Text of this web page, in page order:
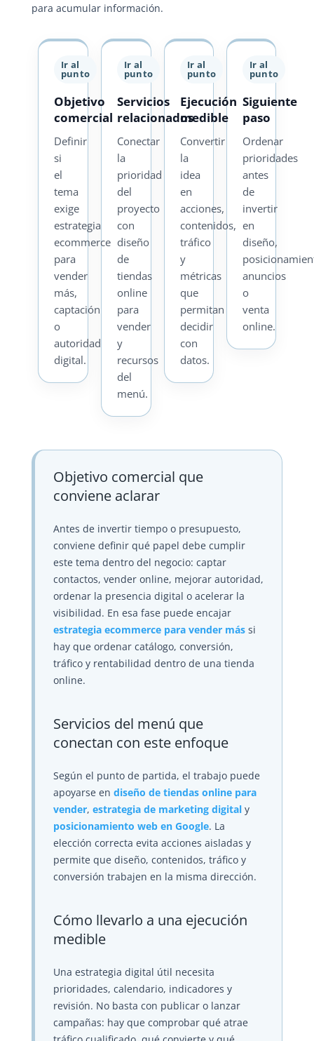
para acumular información.
Ir al
punto
Objetivo
comercial
Definir
si
el
tema
exige
estrategia
ecommerce
para
vender
más,
captación
o
autoridad
digital.
Ir al
punto
Servicios
relacionados
Conectar
la
prioridad
del
proyecto
con
diseño
de
tiendas
online
para
vender
y
recursos
del
menú.
Ir al
punto
Ejecución
medible
Convertir
la
idea
en
acciones,
contenidos,
tráfico
y
métricas
que
permitan
decidir
con
datos.
Ir al
punto
Siguiente
paso
Ordenar
prioridades
antes
de
invertir
en
diseño,
anuncios
o
venta
online.
Objetivo comercial que
conviene aclarar
Antes de invertir tiempo o presupuesto,
conviene definir qué papel debe cumplir
este tema dentro del negocio: captar
contactos, vender online, mejorar autoridad,
ordenar la presencia digital o acelerar la
visibilidad. En esa fase puede encajar
estrategia ecommerce para vender mássi
hay que ordenar catálogo, conversión,
tráfico y rentabilidad dentro de una tienda
online.
Servicios del menú que
conectan con este enfoque
Según el punto de partida, el trabajo puede
apoyarse en diseño de tiendas online para
vender, estrategia de marketing digitaly
posicionamiento web en Google. La
elección correcta evita acciones aisladas y
permite que diseño, contenidos, tráfico y
conversión trabajen en la misma dirección.
Cómo llevarlo a una ejecución
medible
Una estrategia digital útil necesita
prioridades, calendario, indicadores y
revisión. No basta con publicar o lanzar
campañas: hay que comprobar qué atrae